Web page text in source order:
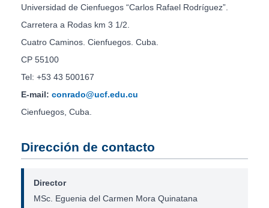
Universidad de Cienfuegos “Carlos Rafael Rodríguez”.
Carretera a Rodas km 3 1/2.
Cuatro Caminos. Cienfuegos. Cuba.
CP 55100
Tel: +53 43 500167
E-mail: conrado@ucf.edu.cu
Cienfuegos, Cuba.
Dirección de contacto
Director
MSc. Eguenia del Carmen Mora Quinatana